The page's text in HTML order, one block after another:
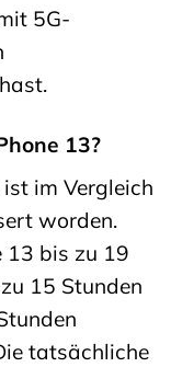
5G-
13?
im Vergleich
worden.
13 bis zu 19
15 Stunden
tatsächliche